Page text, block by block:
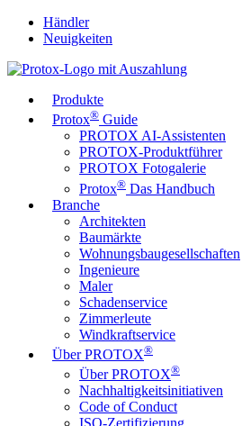
Händler
Neuigkeiten
Produkte
Protox® Guide
PROTOX AI-Assistenten
PROTOX-Produktführer
PROTOX Fotogalerie
Protox® Das Handbuch
Branche
Architekten
Baumärkte
Wohnungsbaugesellschaften
Ingenieure
Maler
Schadenservice
Zimmerleute
Windkraftservice
Über PROTOX®
Über PROTOX®
Nachhaltigkeitsinitiativen
Code of Conduct